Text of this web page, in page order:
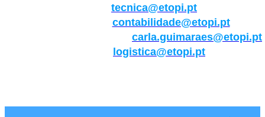
tecnica@etopi.pt
contabilidade@etopi.pt
carla.guimaraes@etopi.pt
logistica@etopi.pt